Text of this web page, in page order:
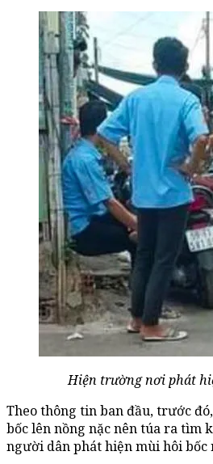
Hiện trường nơi phát
Theo thông tin ban đầu, trước
bốc lên nồng nặc nên túa ra tìm
người dân phát hiện mùi hôi bốc